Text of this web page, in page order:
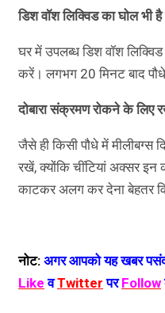
डिश वॉश लिक्विड का घोल भी
घर में उपलब्ध डिश वॉश
करें। लगभग 20 मिनट बाद पौधे
दोबारा संक्रमण रोकने के लिए
जैसे ही किसी पौधे में
रखें, क्योंकि चींटियां अक्सर इन
काटकर अलग कर देना बेहतर
नोट: अगर आपको यह खबर
Like वTwitter परFollow